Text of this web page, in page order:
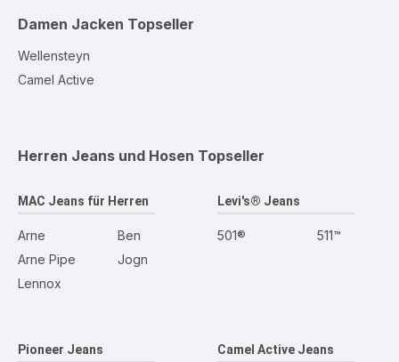
Damen Jacken Topseller
Wellensteyn
Camel Active
Herren Jeans und Hosen Topseller
MAC Jeans für Herren
Arne
Arne Pipe
Lennox
Ben
Jogn
Levi's® Jeans
501® 511™
Pioneer Jeans Camel Active Jeans